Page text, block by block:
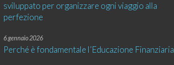
sviluppato per organizzare ogni viaggio alla
perfezione
6 gennaio 2026
Perché è fondamentale l’Educazione Finanziaria